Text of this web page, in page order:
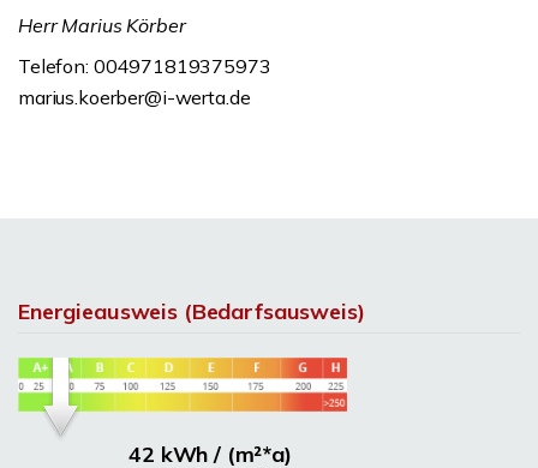
Herr Marius Körber
Telefon: 004971819375973
marius.koerber@i-werta.de
Energieausweis (Bedarfsausweis)
42 kWh / (m²*a)